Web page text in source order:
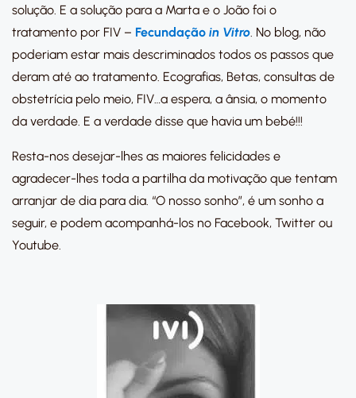
solução. E a solução para a Marta e o João foi o
tratamento por FIV – Fecundação in Vitro. No blog, não
poderiam estar mais descriminados todos os passos que
deram até ao tratamento. Ecografias, Betas, consultas de
obstetrícia pelo meio, FIV…a espera, a ânsia, o momento
da verdade. E a verdade disse que havia um bebé!!!
Resta-nos desejar-lhes as maiores felicidades e
agradecer-lhes toda a partilha da motivação que tentam
arranjar de dia para dia. “O nosso sonho”, é um sonho a
seguir, e podem acompanhá-los no Facebook, Twitter ou
Youtube.